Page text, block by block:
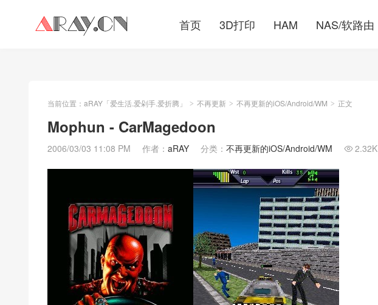
首页 3D打印 HAM NAS/软路由
当前位置： aRAY「爱生活.爱剁手.爱折腾」 > 不再更新 > 不再更新的iOS/Android/WM > 正文
Mophun - CarMagedoon
2006/03/03 11:08 PM 作者： aRAY 分类： 不再更新的iOS/Android/WM  2.32K